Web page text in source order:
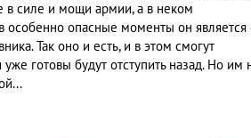
в силе и мощи армии, а в неком
особенно опасные моменты он является
Так оно и есть, и в этом смогут
готовы будут отступить назад. Но им